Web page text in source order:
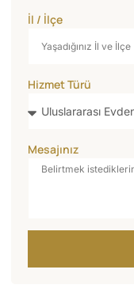
İl / İlçe
Hizmet Türü
Mesajınız